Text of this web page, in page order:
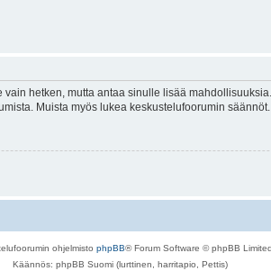
hetken, mutta antaa sinulle lisää
Muista myös lukea keskustelufoorumin säännöt.
ohjelmisto phpBB® Forum Software © phpBB Limited
Käännös: phpBB Suomi (lurttinen, harritapio, Pettis)